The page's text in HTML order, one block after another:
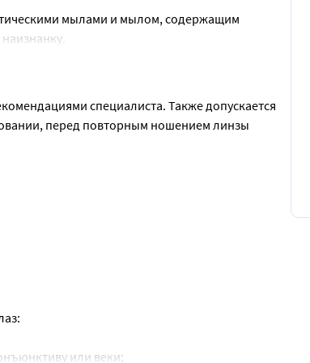
мылами и мылом, содержащим
с трудом, использовать увлажняющие
специалиста. Также допускается
перед повторным ношением линзы
или веки;